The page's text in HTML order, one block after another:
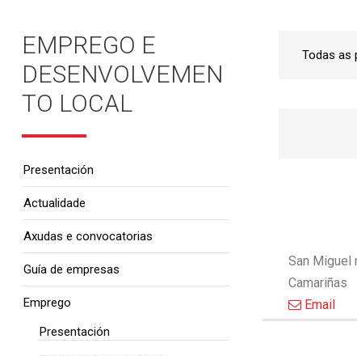
San Miguel
Camariñas
Email
EMPREGO E
DESENVOLVEMEN
TO LOCAL
Presentación
Actualidade
Axudas e convocatorias
Guía de empresas
Emprego
Presentación